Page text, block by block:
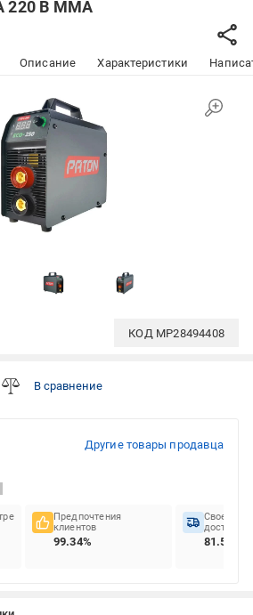
220 В MMA
Описание Характеристики
КОД MP28494408
В сравнение
Другие товары продавца
Предпочтения
клиентов
99.34%
доставок
81.53%